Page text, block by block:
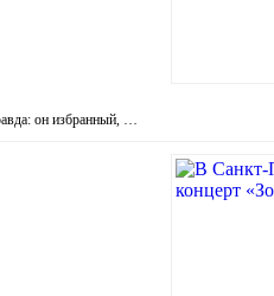
он избранный, …